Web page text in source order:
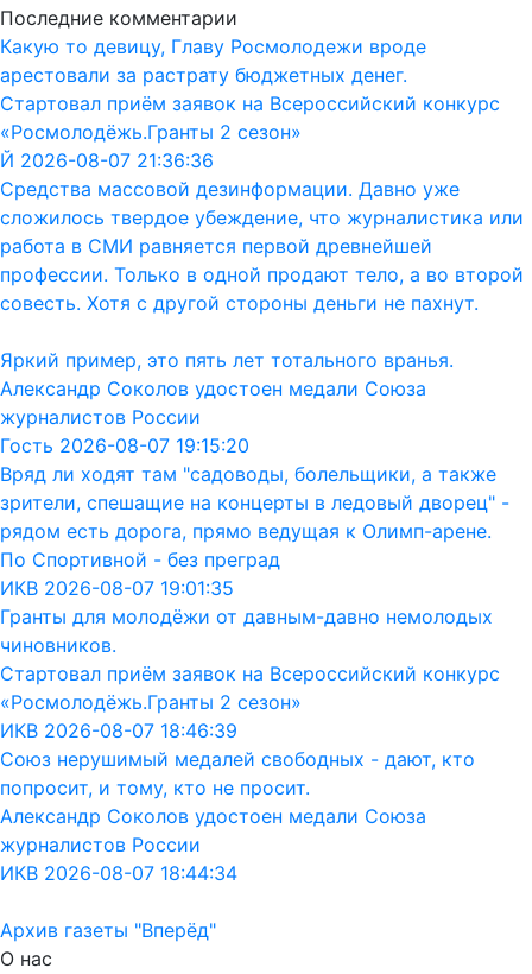
Последние комментарии
Какую то девицу, Главу Росмолодежи вроде
арестовали за растрату бюджетных денег.
Стартовал приём заявок на Всероссийский конкурс
«Росмолодёжь.Гранты 2 сезон»
Й 2026-08-07 21:36:36
Средства массовой дезинформации. Давно уже
сложилось твердое убеждение, что журналистика или
работа в СМИ равняется первой древнейшей
профессии. Только в одной продают тело, а во второй
совесть. Хотя с другой стороны деньги не пахнут.
Яркий пример, это пять лет тотального вранья.
Александр Соколов удостоен медали Союза
журналистов России
Гость 2026-08-07 19:15:20
Вряд ли ходят там "садоводы, болельщики, а также
зрители, спешащие на концерты в ледовый дворец" -
рядом есть дорога, прямо ведущая к Олимп-арене.
По Спортивной - без преград
ИКВ 2026-08-07 19:01:35
Гранты для молодёжи от давным-давно немолодых
чиновников.
Стартовал приём заявок на Всероссийский конкурс
«Росмолодёжь.Гранты 2 сезон»
ИКВ 2026-08-07 18:46:39
Союз нерушимый медалей свободных - дают, кто
попросит, и тому, кто не просит.
Александр Соколов удостоен медали Союза
журналистов России
ИКВ 2026-08-07 18:44:34
Архив газеты "Вперёд"
О нас